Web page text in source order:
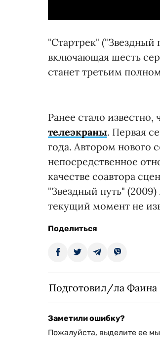
"Стартрек"
включающая шесть
станет третьим
Ранее стало известно,
телеэкраны. Первая
года. Автором нового
непосредственное
качестве соавтора
"Звездный путь"
текущий момент не
Поделиться
Подготовил/ла Фаина
Заметили ошибку?
Пожалуйста, выделите ее